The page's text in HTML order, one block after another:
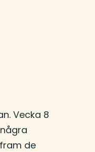
Vecka 8
de